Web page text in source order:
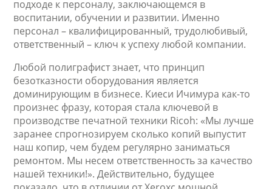
подходе к персоналу, заключающемся в
воспитании, обучении и развитии. Именно
персонал – квалифицированный, трудолюбивый,
ответственный – ключ к успеху любой компании.
Любой полиграфист знает, что принцип
безотказности оборудования является
доминирующим в бизнесе. Киеси Ичимура как-то
произнес фразу, которая стала ключевой в
производстве печатной техники Ricoh: «Мы лучше
заранее спрогнозируем сколько копий выпустит
наш копир, чем будем регулярно заниматься
ремонтом. Мы несем ответственность за качество
нашей техники!». Действительно, будущее